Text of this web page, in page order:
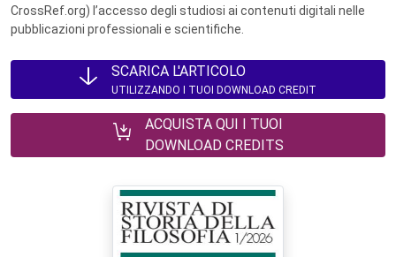
CrossRef.org) l’accesso degli studiosi ai contenuti digitali nelle
pubblicazioni professionali e scientifiche.
SCARICA L'ARTICOLO
UTILIZZANDO I TUOI DOWNLOAD CREDIT
ACQUISTA QUI I TUOI
DOWNLOAD CREDITS